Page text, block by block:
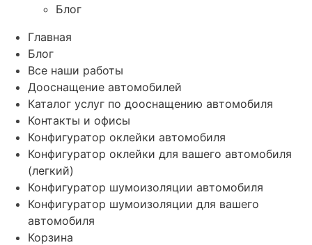
Блог
Главная
Блог
Все наши работы
Дооснащение автомобилей
Каталог услуг по дооснащению автомобиля
Контакты и офисы
Конфигуратор оклейки автомобиля
Конфигуратор оклейки для вашего автомобиля
(легкий)
Конфигуратор шумоизоляции автомобиля
Конфигуратор шумоизоляции для вашего
автомобиля
Корзина